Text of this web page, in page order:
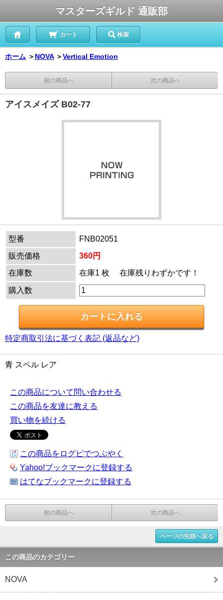
マスターズギルド 通販部
カート 検索
ホーム ＞ NOVA ＞Vertical Emotion
前の商品へ 次の商品へ
アイスメイズ B02-77
型番
FNB02051
販売価格
360円
在庫数
在庫1 枚 在庫残りわずかです！
購入数
特定商取引法に基づく表記 (返品など)
青 スペル レア
この商品について問い合わせる
この商品を友達に教える
買い物を続ける
この商品をログピでつぶやく
Yahoo!ブックマークに登録する
はてなブックマークに登録する
前の商品へ 次の商品へ
ページの先頭へ戻る
この商品のカテゴリー
NOVA